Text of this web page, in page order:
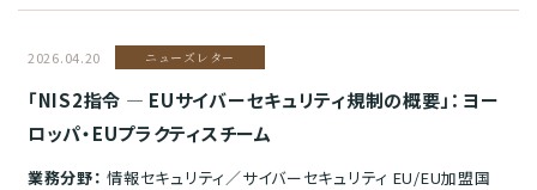
2026.04.20 ニューズレター
「NIS2指令 ― EUサイバーセキュリティ規制の概要」：ヨー
ロッパ・EUプラクティスチーム
業務分野： 情報セキュリティ／サイバーセキュリティ EU/EU加盟国